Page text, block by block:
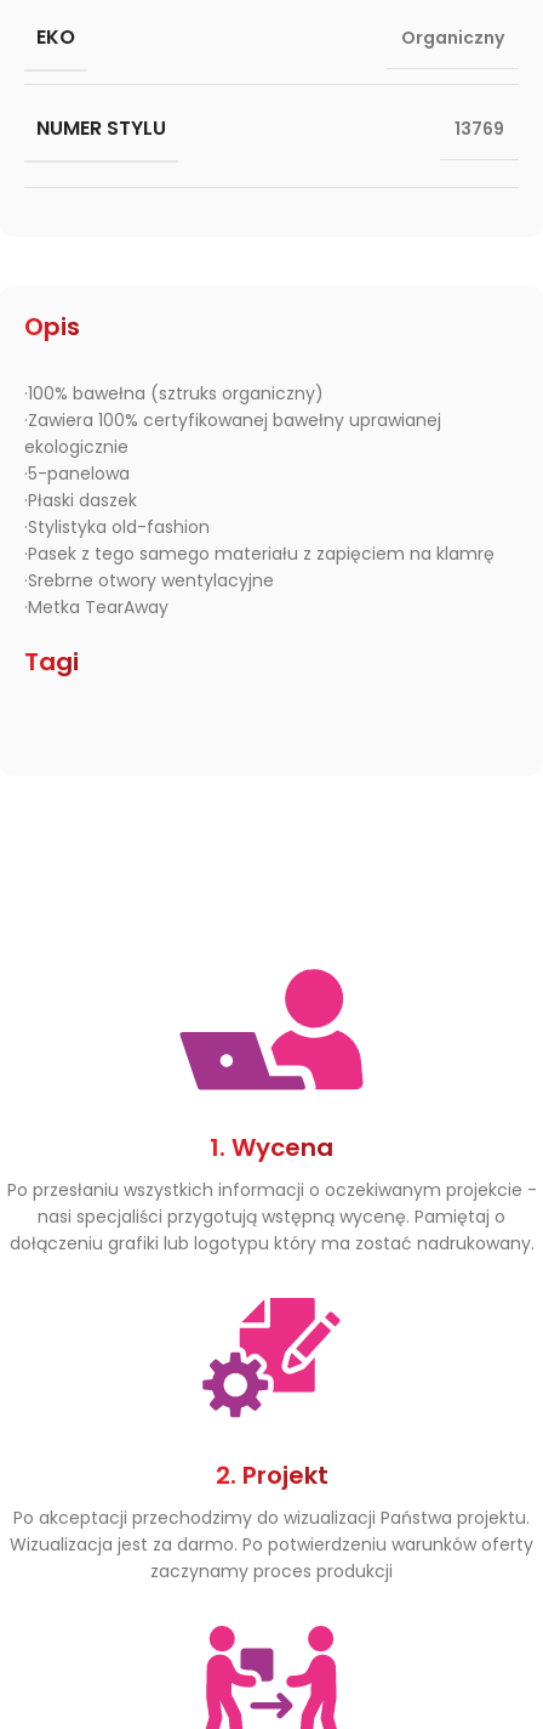
Opis
·100% bawełna (sztruks organiczny)
·Zawiera 100% certyfikowanej bawełny uprawianej
ekologicznie
·5-panelowa
·Płaski daszek
·Stylistyka old-fashion
·Pasek z tego samego materiału z zapięciem na klamrę
·Srebrne otwory wentylacyjne
·Metka TearAway
Tagi
EKO Organiczny
NUMER STYLU 13769
1. Wycena
Po przesłaniu wszystkich informacji o oczekiwanym projekcie -
nasi specjaliści przygotują wstępną wycenę. Pamiętaj o
dołączeniu grafiki lub logotypu który ma zostać nadrukowany.
2. Projekt
Po akceptacji przechodzimy do wizualizacji Państwa projektu.
Wizualizacja jest za darmo. Po potwierdzeniu warunków oferty
zaczynamy proces produkcji